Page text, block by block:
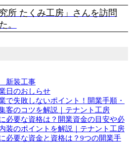
所 たくみ工房」さんを訪問
。
装工事
日のおしらせ
で失敗しないポイント！開業手順・
客のコツを解説｜テナント工房
必要な資格は？開業資金の目安や必
装のポイントを解説｜テナント工房
必要な資金と資格は？9つの開業手